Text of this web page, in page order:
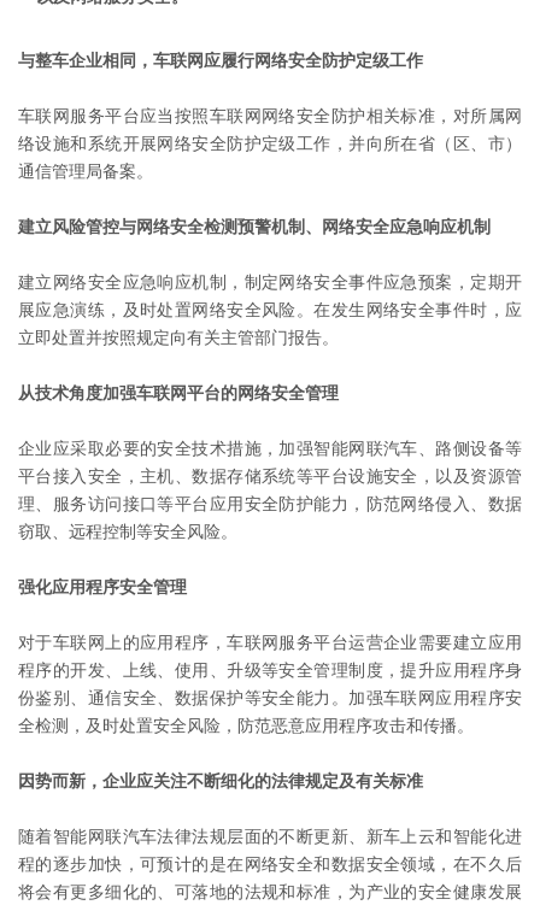
与整车企业相同，车联网应履行网络安全防护定级工作
车联网服务平台应当按照车联网网络安全防护相关标准，对所属网
络设施和系统开展网络安全防护定级工作，并向所在省（区、市）
通信管理局备案。
建立风险管控与网络安全检测预警机制、网络安全应急响应机制
建立网络安全应急响应机制，制定网络安全事件应急预案，定期开
展应急演练，及时处置网络安全风险。在发生网络安全事件时，应
立即处置并按照规定向有关主管部门报告。
从技术角度加强车联网平台的网络安全管理
企业应采取必要的安全技术措施，加强智能网联汽车、路侧设备等
平台接入安全，主机、数据存储系统等平台设施安全，以及资源管
理、服务访问接口等平台应用安全防护能力，防范网络侵入、数据
窃取、远程控制等安全风险。
强化应用程序安全管理
对于车联网上的应用程序，车联网服务平台运营企业需要建立应用
程序的开发、上线、使用、升级等安全管理制度，提升应用程序身
份鉴别、通信安全、数据保护等安全能力。加强车联网应用程序安
全检测，及时处置安全风险，防范恶意应用程序攻击和传播。
因势而新，企业应关注不断细化的法律规定及有关标准
随着智能网联汽车法律法规层面的不断更新、新车上云和智能化进
程的逐步加快，可预计的是在网络安全和数据安全领域，在不久后
将会有更多细化的、可落地的法规和标准，为产业的安全健康发展